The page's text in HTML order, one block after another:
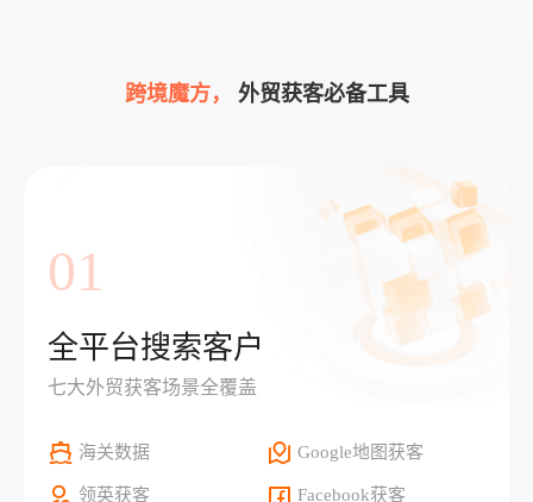
跨境魔方， 外贸获客必备工具
01
全平台搜索客户
七大外贸获客场景全覆盖
海关数据 Google地图获客
领英获客 Facebook获客